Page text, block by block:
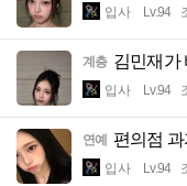
입사 Lv.94
계층 김민재가
입사 Lv.94
연예 편의점
입사 Lv.94